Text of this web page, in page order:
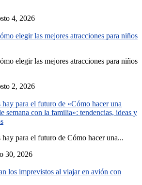
4, 2026
elegir las mejores atracciones para niños
elegir las mejores atracciones para niños
2, 2026
hay para el futuro de «Cómo hacer una
semana con la familia»: tendencias, ideas y
hay para el futuro de Cómo hacer una...
30, 2026
los imprevistos al viajar en avión con